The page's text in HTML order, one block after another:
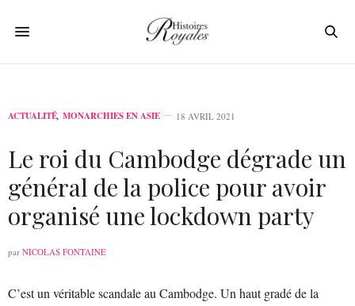
ACTUALITÉ, MONARCHIES EN ASIE 18 AVRIL 2021
Le roi du Cambodge dégrade un
général de la police pour avoir
organisé une lockdown party
par NICOLAS FONTAINE
C’est un véritable scandale au Cambodge. Un haut gradé de la